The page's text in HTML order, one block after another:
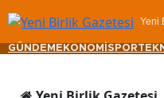
Yeni
GÜNDEM EKONOMİ SPOR